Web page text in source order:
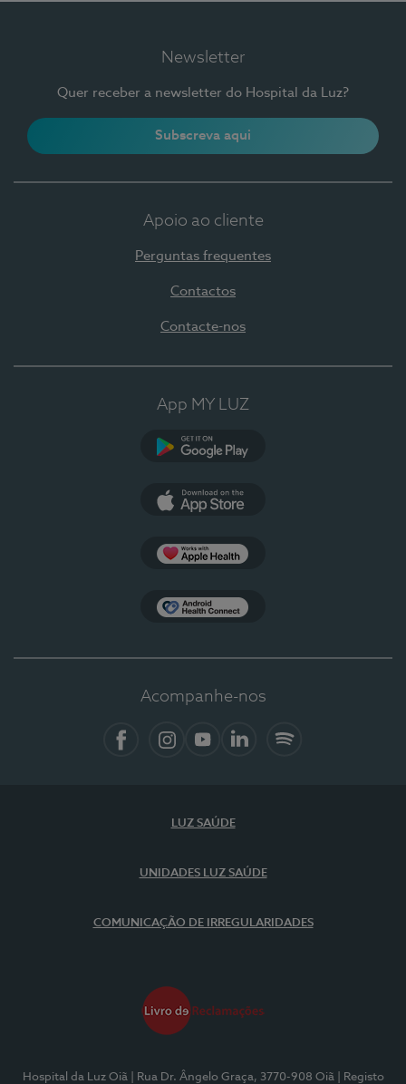
Newsletter
Quer receber a newsletter do Hospital da Luz?
Subscreva aqui
Apoio ao cliente
Perguntas frequentes
Contactos
Contacte-nos
App MY LUZ
Acompanhe-nos
LUZ SAÚDE
UNIDADES LUZ SAÚDE
COMUNICAÇÃO DE IRREGULARIDADES
Hospital da Luz Oiã | Rua Dr. Ângelo Graça, 3770-908 Oiã
| Registo